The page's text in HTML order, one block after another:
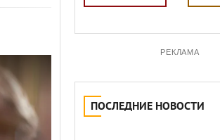
РЕКЛАМА
ПОСЛЕДНИЕ НОВОСТИ